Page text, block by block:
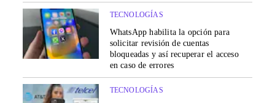
TECNOLOGÍAS
WhatsApp habilita la opción para
solicitar revisión de cuentas
bloqueadas y así recuperar el acceso
en caso de errores
TECNOLOGÍAS